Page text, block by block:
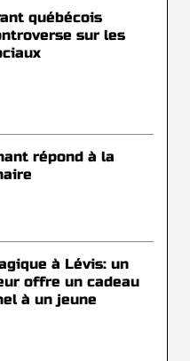
québécois
sur les
répond à la
à Lévis: un
offre un cadeau
à un jeune